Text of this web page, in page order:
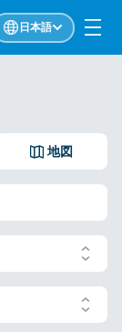
日本語
地図